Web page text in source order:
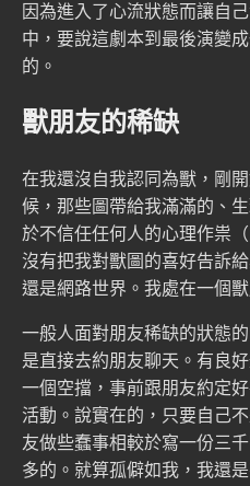
因為進入了心流狀態而讓自
中，要說這劇本到最後演變
的。
獸朋友的稀缺
在我還沒自我認同為獸，剛
候，那些圖帶給我滿滿的、
於不信任任何人的心理作祟
沒有把我對獸圖的喜好告訴
還是網路世界。我處在一個
一般人面對朋友稀缺的狀態
是直接去約朋友聊天。有良
一個空擋，事前跟朋友約定
活動。說實在的，只要自己
友做些蠢事相較於寫一份三
多的。就算孤僻如我，我還